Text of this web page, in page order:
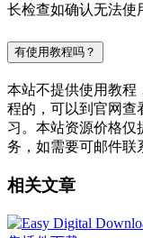
长检查如确认无法使
有使用教程吗？
本站不提供使用教程
程的，可以到官网查
习。本站资源价格仅
务，如需要可邮件联
相关文章